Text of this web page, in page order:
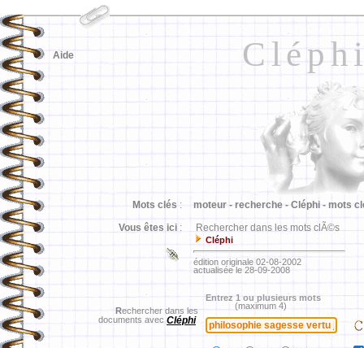
Aide
Mots clés : moteur - recherche - Cléphi - mots
Vous êtes ici : Rechercher dans les mots clÃ©s
Cléphi
édition originale 02-08-2002
actualisée le 28-09-2008
Rechercher dans les
documents avec Cléphi
Entrez 1 ou plusieurs mots
(maximum 4)